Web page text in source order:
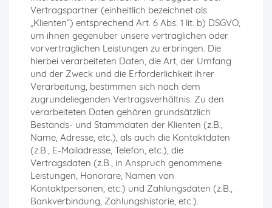
Vertragspartner (einheitlich bezeichnet als
„Klienten“) entsprechend Art. 6 Abs. 1 lit. b) DSGVO,
um ihnen gegenüber unsere vertraglichen oder
vorvertraglichen Leistungen zu erbringen. Die
hierbei verarbeiteten Daten, die Art, der Umfang
und der Zweck und die Erforderlichkeit ihrer
Verarbeitung, bestimmen sich nach dem
zugrundeliegenden Vertragsverhältnis. Zu den
verarbeiteten Daten gehören grundsätzlich
Bestands- und Stammdaten der Klienten (z.B.,
Name, Adresse, etc.), als auch die Kontaktdaten
(z.B., E-Mailadresse, Telefon, etc.), die
Vertragsdaten (z.B., in Anspruch genommene
Leistungen, Honorare, Namen von
Kontaktpersonen, etc.) und Zahlungsdaten (z.B.,
Bankverbindung, Zahlungshistorie, etc.).